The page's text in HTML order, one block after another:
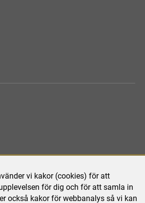
vi kakor (cookies) för att
för dig och för att samla in
också kakor för webbanalys så vi kan